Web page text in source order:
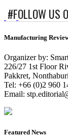
#FOLLOW US
Manufacturing
Organizer by:
226/27 1st Floor
Pakkret,
Tel: +66 (0)2 960
Email:
Featured News